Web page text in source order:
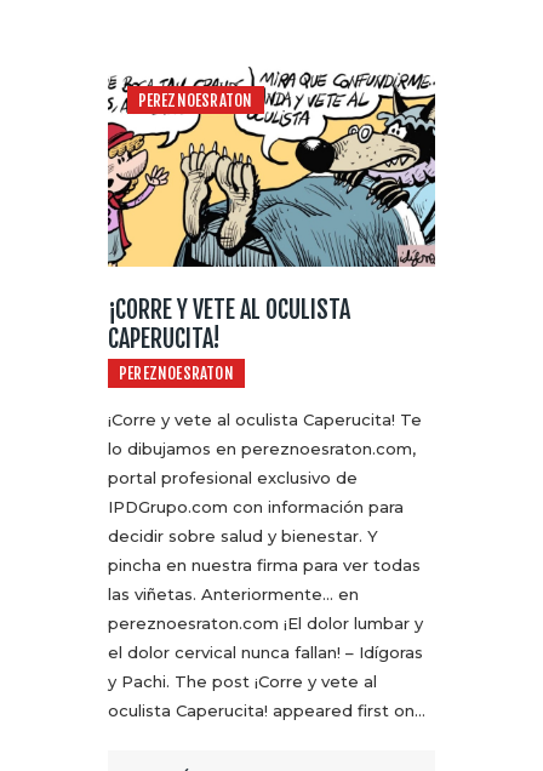
PEREZNOESRATON
¡CORRE Y VETE AL OCULISTA
CAPERUCITA!
PEREZNOESRATON
¡Corre y vete al oculista Caperucita! Te
lo dibujamos en pereznoesraton.com,
portal profesional exclusivo de
IPDGrupo.com con información para
decidir sobre salud y bienestar. Y
pincha en nuestra firma para ver todas
las viñetas. Anteriormente… en
pereznoesraton.com ¡El dolor lumbar y
el dolor cervical nunca fallan! – Idígoras
y Pachi. The post ¡Corre y vete al
oculista Caperucita! appeared first on…